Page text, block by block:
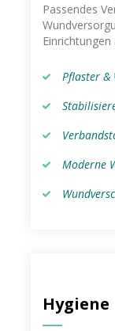
Passendes
Einrichtungen
Pflaster &
Moderne
Hygiene